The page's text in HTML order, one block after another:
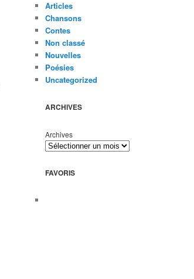
Articles
Chansons
Contes
Non classé
Nouvelles
Poésies
Uncategorized
ARCHIVES
Archives
FAVORIS